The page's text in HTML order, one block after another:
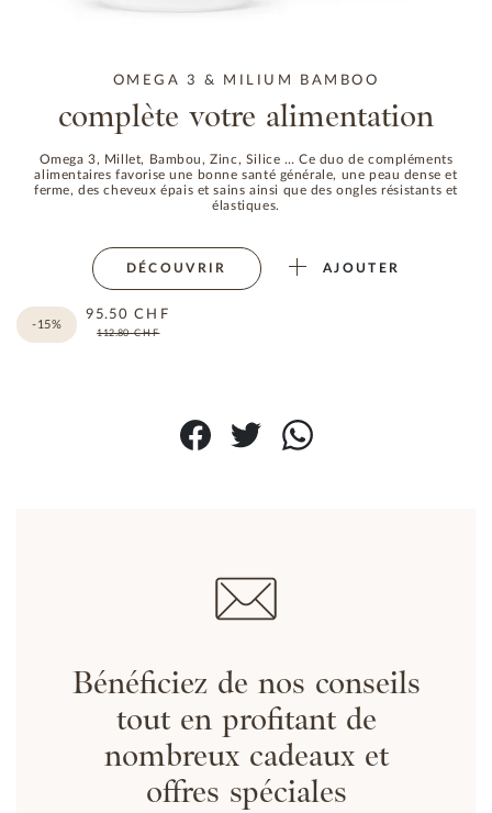
OMEGA 3 & MILIUM BAMBOO
complète votre alimentation
Omega 3, Millet, Bambou, Zinc, Silice … Ce duo de compléments
alimentaires favorise une bonne santé générale, une peau dense et
ferme, des cheveux épais et sains ainsi que des ongles résistants et
élastiques.
DÉCOUVRIR AJOUTER
-15%
95.50 CHF
112.80CHF
Bénéficiez de nos conseils
tout en profitant de
nombreux cadeaux et
offres spéciales